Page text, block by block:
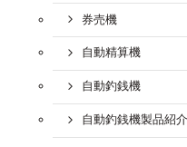
券売機
自動精算機
自動釣銭機
自動釣銭機製品紹介